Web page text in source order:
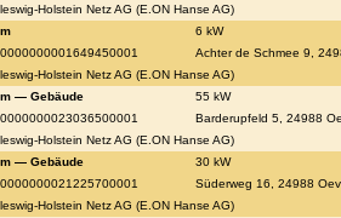
Holstein Netz AG (E.ON Hanse AG)
6 kW
Achter de Schmee 9,
Holstein Netz AG (E.ON Hanse AG)
— Gebäude
55 kW
Barderupfeld 5, 24988
Holstein Netz AG (E.ON Hanse AG)
— Gebäude
30 kW
Süderweg 16, 24988
Holstein Netz AG (E.ON Hanse AG)